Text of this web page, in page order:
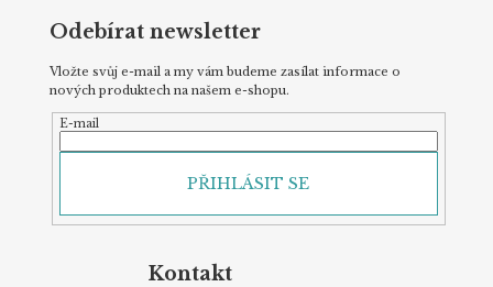
Odebírat newsletter
Vložte svůj e-mail a my vám budeme zasílat informace o
nových produktech na našem e-shopu.
E-mail
PŘIHLÁSIT SE
Kontakt